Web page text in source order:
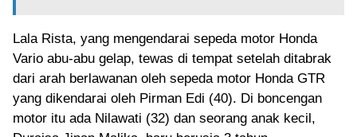
Lala Rista, yang mengendarai sepeda motor Honda
Vario abu-abu gelap, tewas di tempat setelah ditabrak
dari arah berlawanan oleh sepeda motor Honda GTR
yang dikendarai oleh Pirman Edi (40). Di boncengan
motor itu ada Nilawati (32) dan seorang anak kecil,